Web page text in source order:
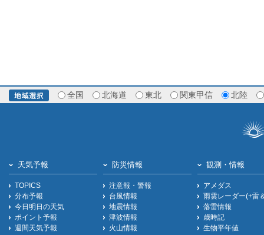
全国 北海道 東北 関東甲信 北陸
天気予報
TOPICS
分布予報
今日明日の天気
ポイント予報
週間天気予報
防災情報
注意報・警報
台風情報
地震情報
津波情報
火山情報
観測・情報
アメダス
雨雲レーダー(+雷
落雷情報
歳時記
生物平年値